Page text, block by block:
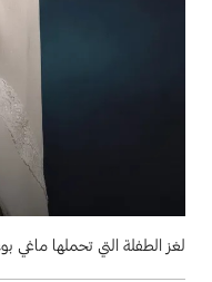
لغز الطفلة التي تحملها